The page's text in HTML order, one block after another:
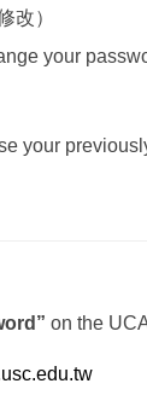
改）
your
your
on the
tw